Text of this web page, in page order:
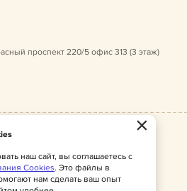
проспект 220/5 офис 313 (3 этаж)
детской одежды по
ОГРН
×
наш сайт, вы соглашаетесь с
Cookies. Это файлы в
нам сделать ваш опыт